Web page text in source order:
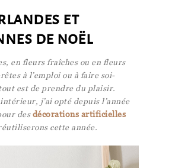
et
de noël
en fleurs fraîches ou en fleurs
à l’emploi ou à faire soi-
est de prendre du plaisir.
j’ai opté depuis l’année
desdécorations artificielles
cette année.